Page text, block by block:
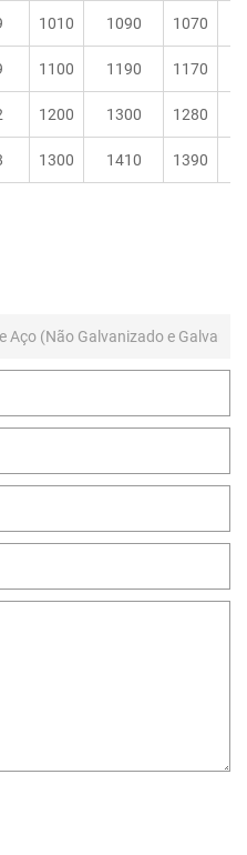
1010 1090 1070
1100 1190 1170
1200 1300 1280
1300 1410 1390